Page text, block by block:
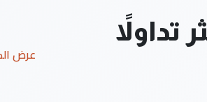
تداولاً
عرض